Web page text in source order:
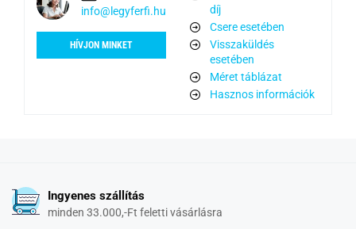
info@legyferfi.hu
HÍVJON MINKET
díj
Csere esetében
Visszaküldés
esetében
Méret táblázat
Hasznos információk
Ingyenes szállítás
minden 33.000,-Ft feletti vásárlásra